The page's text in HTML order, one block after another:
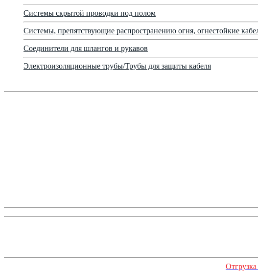
Системы скрытой проводки под полом
Системы, препятствующие распространению огня, огнестойкие
Соединители для шлангов и рукавов
Электроизоляционные трубы/Трубы для защиты кабеля